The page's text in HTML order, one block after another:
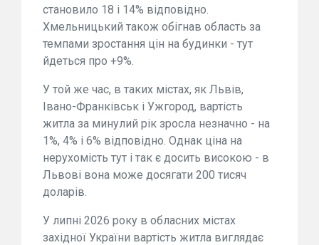
становило 18 і 14% відповідно.
Хмельницький також обігнав область за
темпами зростання цін на будинки - тут
йдеться про +9%.
У той же час, в таких містах, як Львів,
Івано-Франківськ і Ужгород, вартість
житла за минулий рік зросла незначно - на
1%, 4% і 6% відповідно. Однак ціна на
нерухомість тут і так є досить високою - в
Львові вона може досягати 200 тисяч
доларів.
У липні 2026 року в обласних містах
західної України вартість житла виглядає